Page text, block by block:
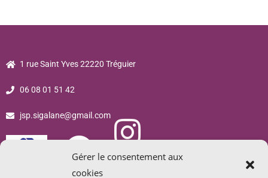
Gérer le consentement aux
cookies
1 rue Saint Yves 22220 Tréguier
06 08 01 51 42
jsp.sigalane@gmail.com